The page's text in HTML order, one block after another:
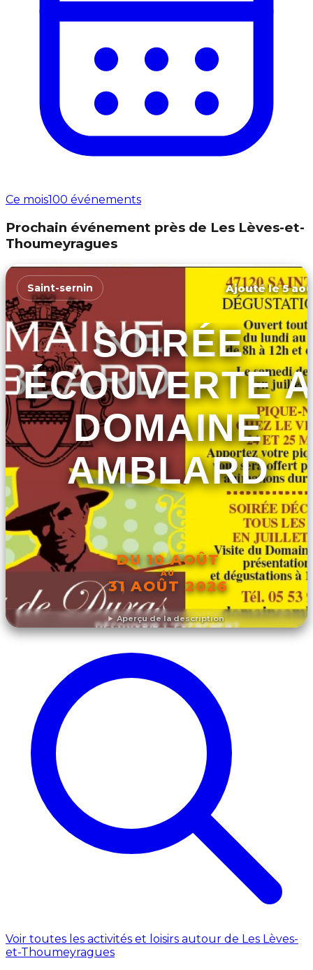
Ce mois100 événements
Prochain événement près de Les Lèves-et-
Thoumeyragues
Aperçu de la description
Saint-sernin Ajouté le 5
SOIRÉE
DOMAINE
AMBLARD
DU 10 AOÛT
AU
31 AOÛT 2026
DÉCOUVRIR L'ÉVÉNEMENT
Voir toutes les activités et loisirs autour de Les Lèves-
et-Thoumeyragues